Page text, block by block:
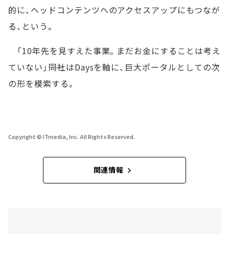
的に、ヘッドコンテンツへのアクセスアップにもつなが
る、という。
「10年先を見すえた事業。まだお金にすることは考え
ていない」――同社はDaysを軸に、巨大ポータルとしての次
の形を模索する。
Copyright © ITmedia, Inc. All Rights Reserved.
関連情報